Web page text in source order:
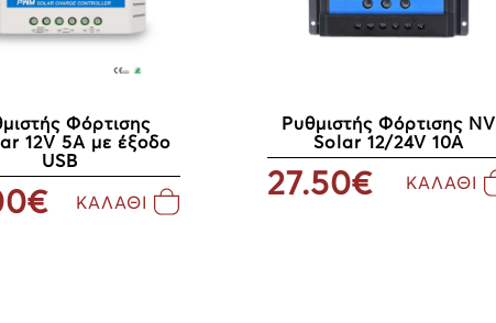
Φόρτισης
12V 5A με έξοδο
USB
ΚΑΛΑΘΙ
Ρυθμιστής Φόρτισης NV
Solar 12/24V 10A
27.50€ ΚΑΛΑΘΙ